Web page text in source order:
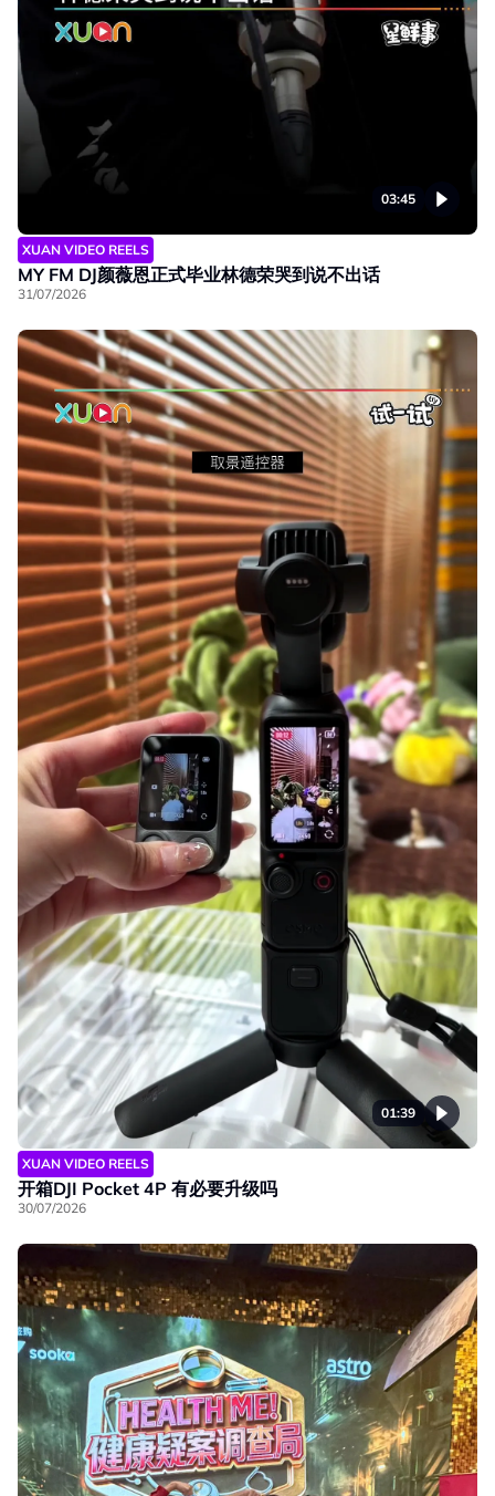
03:45
XUAN VIDEO REELS
MY FM DJ颜薇恩正式毕业林德荣哭到说不出话
31/07/2026
01:39
XUAN VIDEO REELS
开箱DJI Pocket 4P 有必要升级吗
30/07/2026